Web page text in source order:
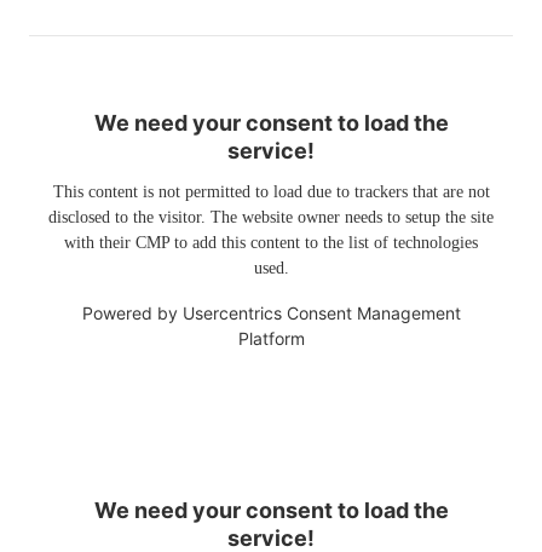
We need your consent to load the
service!
This content is not permitted to load due to trackers that are not
disclosed to the visitor. The website owner needs to setup the site
with their CMP to add this content to the list of technologies
used.
Powered by Usercentrics Consent Management
Platform
We need your consent to load the
service!